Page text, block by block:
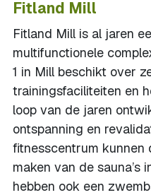
Fitland Mill
Fitland Mill is al jaren
multifunctionele
1 in Mill beschikt over
trainingsfaciliteiten en
loop van de jaren
ontspanning en
fitnesscentrum kunnen
maken van de sauna’s
hebben ook een